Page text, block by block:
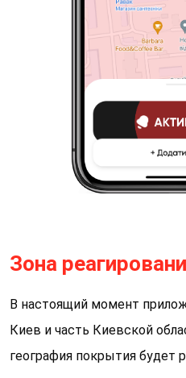
Зона
В настоящий момент
Киев и часть Киевской
география покрытия будет